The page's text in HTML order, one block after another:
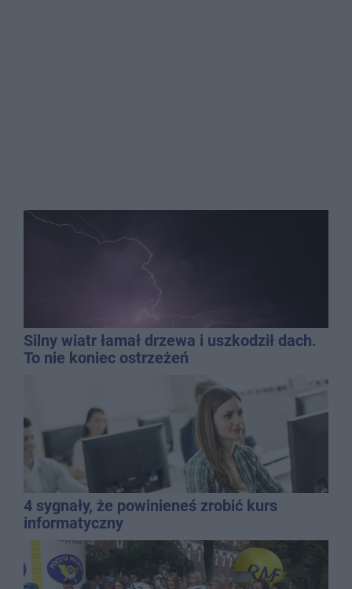
Silny wiatr łamał drzewa i uszkodził dach.
To nie koniec ostrzeżeń
4 sygnały, że powinieneś zrobić kurs
informatyczny